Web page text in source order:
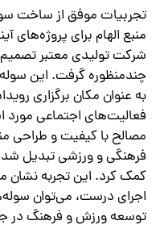
تجربیات موفق از ساخت
منبع الهام برای پروژه‌های
شرکت تولیدی معتبر
چندمنظوره گرفت. این
به عنوان مکان برگزاری
فعالیت‌های اجتماعی مورد
مصالح با کیفیت و طراحی
فرهنگی و ورزشی تبدیل
کمک کرد. این تجربه نشان
اجرای درست، می‌توان
توسعه ورزش و فرهنگ در